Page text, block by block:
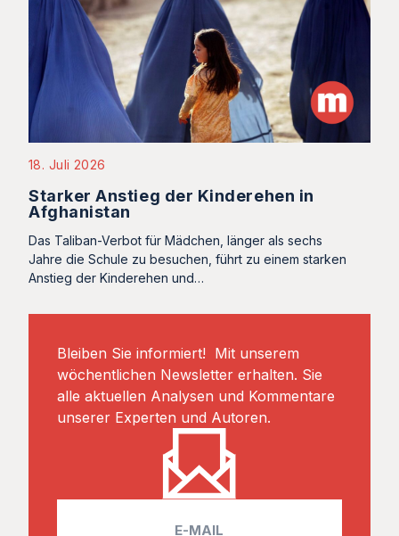
18. Juli 2026
Starker Anstieg der Kinderehen in
Afghanistan
Das Taliban-Verbot für Mädchen, länger als sechs
Jahre die Schule zu besuchen, führt zu einem starken
Anstieg der Kinderehen und…
Bleiben Sie informiert! Mit unserem
wöchentlichen Newsletter erhalten. Sie
alle aktuellen Analysen und Kommentare
unserer Experten und Autoren.